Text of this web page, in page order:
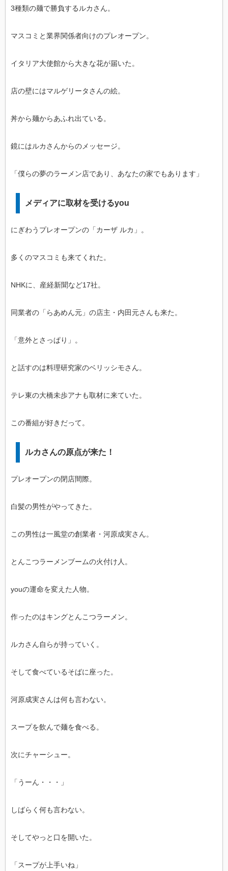
3種類の麺で勝負するルカさん。
マスコミと業界関係者向けのプレオープン。
イタリア大使館から大きな花が届いた。
店の壁にはマルゲリータさんの絵。
丼から麺からあふれ出ている。
鏡にはルカさんからのメッセージ。
「僕らの夢のラーメン店であり、あなたの家でもあります」
メディアに取材を受けるyou
にぎわうプレオープンの「カーザ ルカ」。
多くのマスコミも来てくれた。
NHKに、産経新聞など17社。
同業者の「らあめん元」の店主・内田元さんも来た。
「意外とさっぱり」。
と話すのは料理研究家のベリッシモさん。
テレ東の大橋未歩アナも取材に来ていた。
この番組が好きだって。
ルカさんの原点が来た！
プレオープンの閉店間際。
白髪の男性がやってきた。
この男性は一風堂の創業者・河原成実さん。
とんこつラーメンブームの火付け人。
youの運命を変えた人物。
作ったのはキングとんこつラーメン。
ルカさん自らが持っていく。
そして食べているそばに座った。
河原成実さんは何も言わない。
スープを飲んで麺を食べる。
次にチャーシュー。
「うーん・・・」
しばらく何も言わない。
そしてやっと口を開いた。
「スープが上手いね」